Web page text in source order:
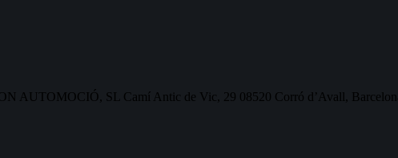
AUTOMOCIÓ, SL Camí Antic de Vic, 29 08520 Corró d’Avall,